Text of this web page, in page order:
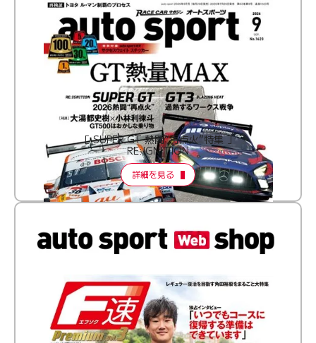
［ SUPER GT 熱闘“再点火”特集 ］
RE:IGNITION
詳細を見る